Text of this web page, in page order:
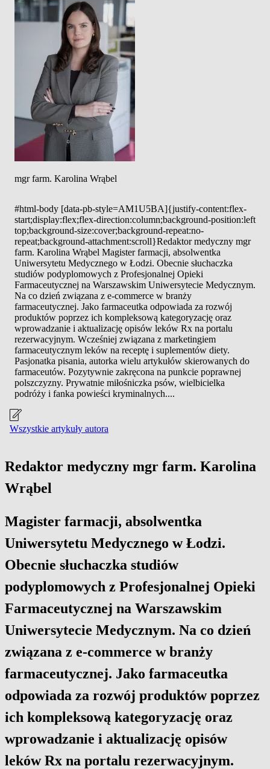
mgr farm. Karolina Wrąbel
#html-body [data-pb-style=AM1U5BA]{justify-content:flex-
start;display:flex;flex-direction:column;background-position:left
top;background-size:cover;background-repeat:no-
repeat;background-attachment:scroll}Redaktor medyczny mgr
farm. Karolina Wrąbel Magister farmacji, absolwentka
Uniwersytetu Medycznego w Łodzi. Obecnie słuchaczka
studiów podyplomowych z Profesjonalnej Opieki
Farmaceutycznej na Warszawskim Uniwersytecie Medycznym.
Na co dzień związana z e-commerce w branży
farmaceutycznej. Jako farmaceutka odpowiada za rozwój
produktów poprzez ich kompleksową kategoryzację oraz
wprowadzanie i aktualizację opisów leków Rx na portalu
rezerwacyjnym. Wcześniej związana z marketingiem
farmaceutycznym leków na receptę i suplementów diety.
Pasjonatka pisania, autorka wielu artykułów skierowanych do
farmaceutów. Pozytywnie zakręcona na punkcie poprawnej
polszczyzny. Prywatnie miłośniczka psów, wielbicielka
podróży i fanka powieści kryminalnych....
Wszystkie artykuły autora
Redaktor medyczny mgr farm. Karolina
Wrąbel
Magister farmacji, absolwentka
Uniwersytetu Medycznego w Łodzi.
Obecnie słuchaczka studiów
podyplomowych z Profesjonalnej Opieki
Farmaceutycznej na Warszawskim
Uniwersytecie Medycznym. Na co dzień
związana z e-commerce w branży
farmaceutycznej. Jako farmaceutka
odpowiada za rozwój produktów poprzez
ich kompleksową kategoryzację oraz
wprowadzanie i aktualizację opisów
leków Rx na portalu rezerwacyjnym.